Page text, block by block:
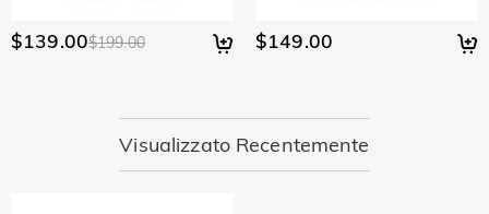
$139.00$199.00 $149.00
Visualizzato Recentemente